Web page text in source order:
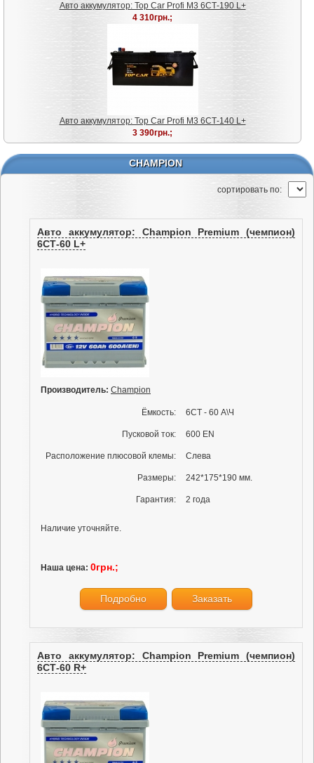
Авто аккумулятор: Top Car Profi M3 6СТ-190 L+
4 310грн.;
Авто аккумулятор: Top Car Profi M3 6СТ-140 L+
3 390грн.;
CHAMPION
cортировать по:
Авто аккумулятор: Champion Premium (чемпион)
6СТ-60 L+
Производитель: Champion
Ёмкость: 6СТ - 60 А\Ч
Пусковой ток: 600 EN
Расположение плюсовой клемы: Слева
Размеры: 242*175*190 мм.
Гарантия: 2 года
Наличие уточняйте.
Наша цена: 0грн.;
Подробно Заказать
Авто аккумулятор: Champion Premium (чемпион)
6СТ-60 R+